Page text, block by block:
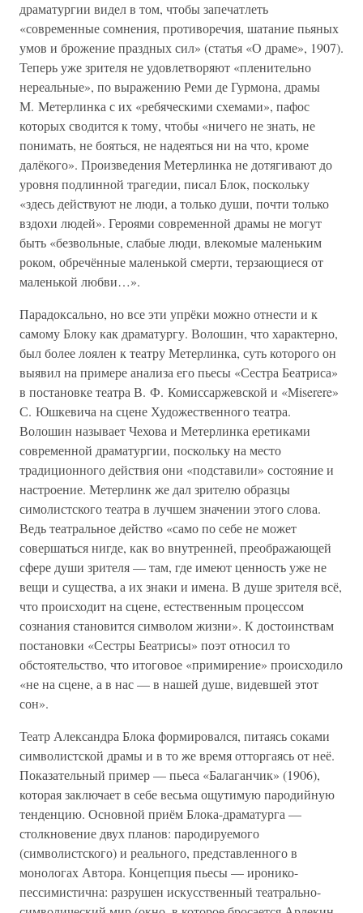
драматургии видел в том, чтобы запечатлеть
«современные сомнения, противоречия, шатание пьяных
умов и брожение праздных сил» (статья «О драме», 1907).
Теперь уже зрителя не удовлетворяют «пленительно
нереальные», по выражению Реми де Гурмона, драмы
М. Метерлинка с их «ребяческими схемами», пафос
которых сводится к тому, чтобы «ничего не знать, не
понимать, не бояться, не надеяться ни на что, кроме
далёкого». Произведения Метерлинка не дотягивают до
уровня подлинной трагедии, писал Блок, поскольку
«здесь действуют не люди, а только души, почти только
вздохи людей». Героями современной драмы не могут
быть «безвольные, слабые люди, влекомые маленьким
роком, обречённые маленькой смерти, терзающиеся от
маленькой любви…».
Парадоксально, но все эти упрёки можно отнести и к
самому Блоку как драматургу. Волошин, что характерно,
был более лоялен к театру Метерлинка, суть которого он
выявил на примере анализа его пьесы «Сестра Беатриса»
в постановке театра В. Ф. Комиссаржевской и «Miserere»
С. Юшкевича на сцене Художественного театра.
Волошин называет Чехова и Метерлинка еретиками
современной драматургии, поскольку на место
традиционного действия они «подставили» состояние и
настроение. Метерлинк же дал зрителю образцы
симолистского театра в лучшем значении этого слова.
Ведь театральное действо «само по себе не может
совершаться нигде, как во внутренней, преображающей
сфере души зрителя — там, где имеют ценность уже не
вещи и существа, а их знаки и имена. В душе зрителя всё,
что происходит на сцене, естественным процессом
сознания становится символом жизни». К достоинствам
постановки «Сестры Беатрисы» поэт относил то
обстоятельство, что итоговое «примирение» происходило
«не на сцене, а в нас — в нашей душе, видевшей этот
сон».
Театр Александра Блока формировался, питаясь соками
символистской драмы и в то же время отторгаясь от неё.
Показательный пример — пьеса «Балаганчик» (1906),
которая заключает в себе весьма ощутимую пародийную
тенденцию. Основной приём Блока-драматурга —
столкновение двух планов: пародируемого
(символистского) и реального, представленного в
монологах Автора. Концепция пьесы — иронико-
пессимистична: разрушен искусственный театрально-